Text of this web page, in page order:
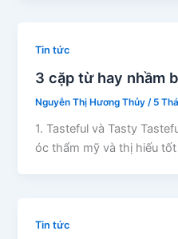
Tin tức
3 cặp từ hay nhầm
Nguyễn Thị Hương Thủy / 5
1. Tasteful và Tasty
óc thẩm mỹ và thị hiếu
Tin tức